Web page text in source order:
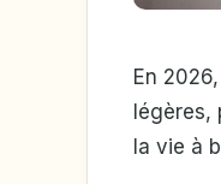
En
légères,
la vie à